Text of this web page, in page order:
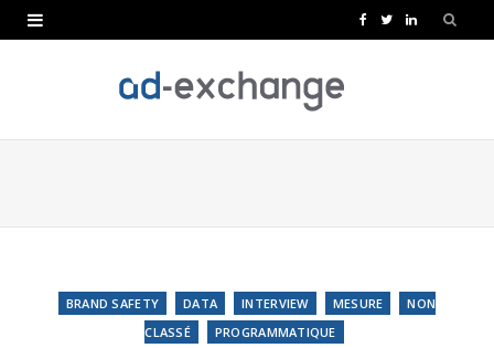
e
k
T
t
L
k
n
BRAND SAFETY DATA INTERVIEW MESURE
NON
CLASSÉ
PROGRAMMATIQUE